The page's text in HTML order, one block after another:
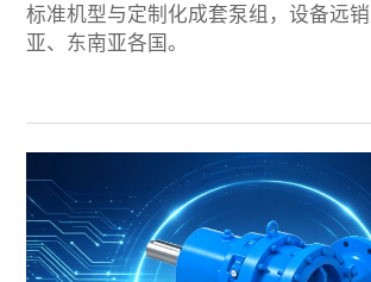
标准机型与定制化成套泵组，设备远销
亚、东南亚各国。